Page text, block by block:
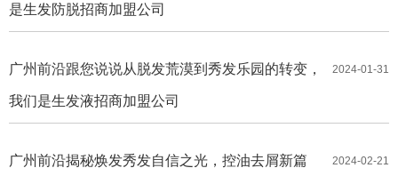
是生发防脱招商加盟公司
2024-01-31
广州前沿跟您说说从脱发荒漠到秀发乐园的转变，
我们是生发液招商加盟公司
2024-02-21
广州前沿揭秘焕发秀发自信之光，控油去屑新篇